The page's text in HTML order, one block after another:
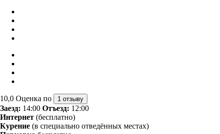
10,0 Оценка по 1 отзыву
Заезд: 14:00 Отъезд: 12:00
Интернет (бесплатно)
Курение (в специально отведённых местах)